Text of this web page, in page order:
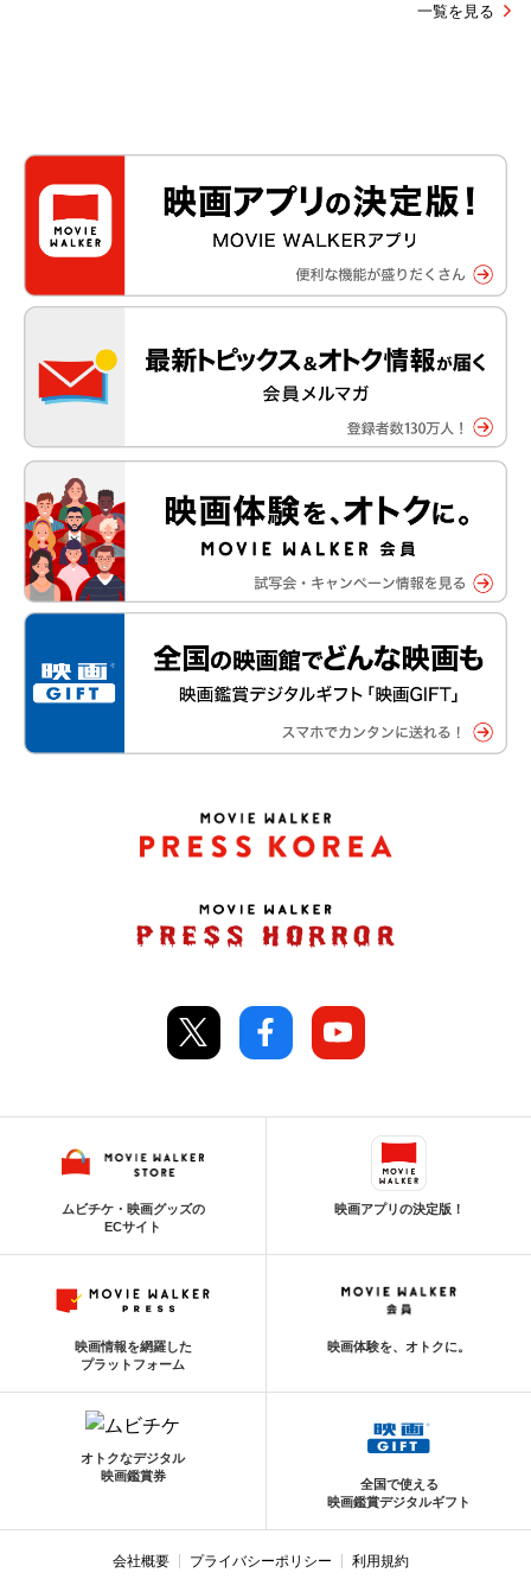
一覧を見る
ムビチケ・映画グッズの
ECサイト
映画アプリの決定版！
映画情報を網羅した
プラットフォーム
映画体験を、オトクに。
オトクなデジタル
映画鑑賞券
全国で使える
映画鑑賞デジタルギフト
会社概要 プライバシーポリシー 利用規約